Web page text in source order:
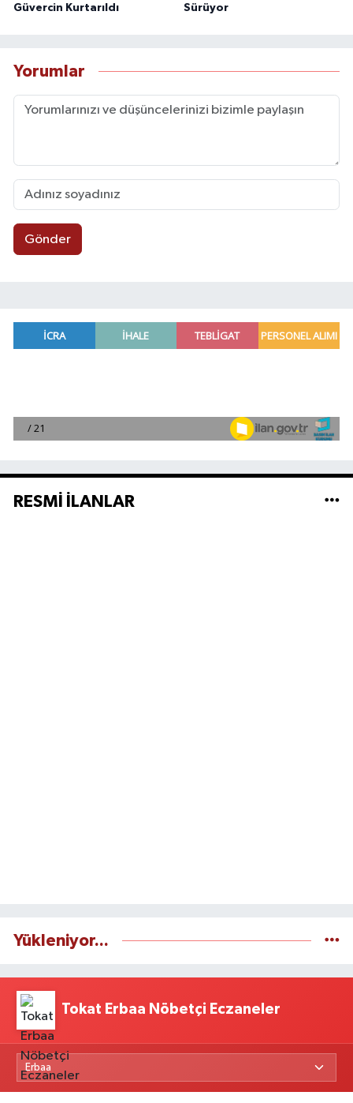
Güvercin Kurtarıldı
Sürüyor
Yorumlar
Gönder
RESMİ İLANLAR
Yükleniyor...
Tokat Erbaa Nöbetçi Eczaneler